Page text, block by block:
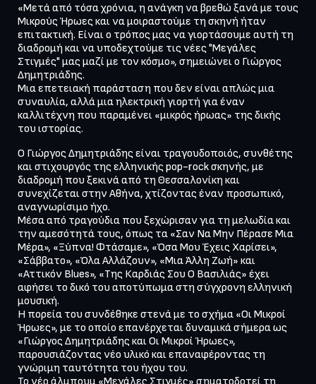
«Μετά από τόσα χρόνια, η ανάγκη να βρεθώ ξανά με τους
Μικρούς Ήρωες και να μοιραστούμε τη σκηνή ήταν
επιτακτική. Είναι ο τρόπος μας να γιορτάσουμε αυτή τη
διαδρομή και να υποδεχτούμε τις νέες "Μεγάλες
Στιγμές" μας μαζί με τον κόσμο», σημειώνει ο Γιώργος
Δημητριάδης.
Μια επετειακή παράσταση που δεν είναι απλώς μια
συναυλία, αλλά μια ηλεκτρική γιορτή για έναν
καλλιτέχνη που παραμένει «μικρός ήρωας» της δικής
του ιστορίας.
Ο Γιώργος Δημητριάδης είναι τραγουδοποιός, συνθέτης
και στιχουργός της ελληνικής pop-rock σκηνής, με
διαδρομή που ξεκινά από τη Θεσσαλονίκη και
συνεχίζεται στην Αθήνα, χτίζοντας έναν προσωπικό,
αναγνωρίσιμο ήχο.
Μέσα από τραγούδια που ξεχώρισαν για τη μελωδία και
την αμεσότητά τους, όπως τα «Σαν Να Μην Πέρασε Μια
Μέρα», «Ξύπνα! Φτάσαμε», «Όσα Μου Έχεις Χαρίσει»,
«Σάββατο», «Όλα Αλλάζουν», «Μια Άλλη Ζωή» και
«Αττικόν Blues», «Της Καρδιάς Σου Ο Βασιλιάς» έχει
αφήσει το δικό του αποτύπωμα στη σύγχρονη ελληνική
μουσική.
Η πορεία του συνδέθηκε στενά με το σχήμα «Οι Μικροί
Ήρωες», με το οποίο επανέρχεται δυναμικά σήμερα ως
«Γιώργος Δημητριάδης και Οι Μικροί Ήρωες»,
παρουσιάζοντας νέο υλικό και επαναφέροντας τη
γνώριμη ταυτότητα του ήχου του.